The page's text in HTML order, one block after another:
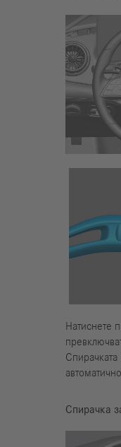
Натиснете
Спирачката
автоматично.
Спирачка